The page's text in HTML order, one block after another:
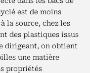
est de moins
la source, chez les
des plastiques issus
dirigeant, on obtient
une matière
propriétés